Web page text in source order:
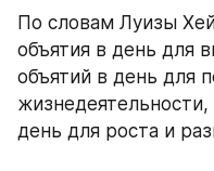
По словам Луизы
объятия в день для
объятий в день для
день для роста и